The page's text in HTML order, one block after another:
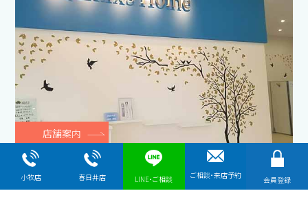
小牧店 春日井店 LINE・ご相談 ご相談・来店予約 会員登録
店舗案内